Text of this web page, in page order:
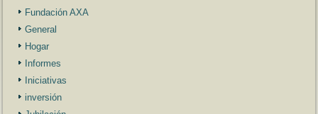
Fundación AXA
General
Hogar
Informes
Iniciativas
inversión